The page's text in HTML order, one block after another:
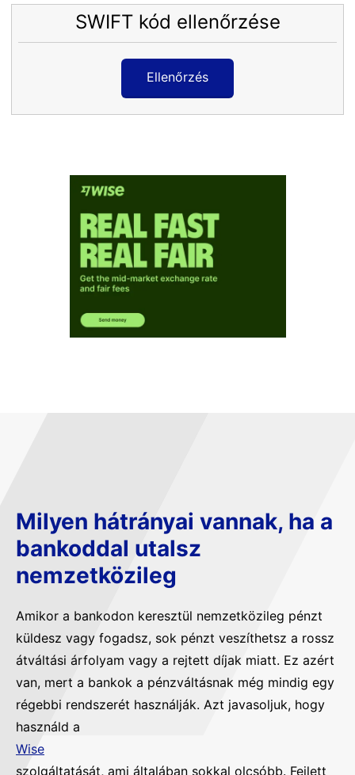
SWIFT kód ellenőrzése
Ellenőrzés
Milyen hátrányai vannak, ha a
bankoddal utalsz
nemzetközileg
Amikor a bankodon keresztül nemzetközileg pénzt
küldesz vagy fogadsz, sok pénzt veszíthetsz a rossz
átváltási árfolyam vagy a rejtett díjak miatt. Ez azért
van, mert a bankok a pénzváltásnak még mindig egy
régebbi rendszerét használják. Azt javasoljuk, hogy
használd a
Wise
szolgáltatását, ami általában sokkal olcsóbb. Fejlett